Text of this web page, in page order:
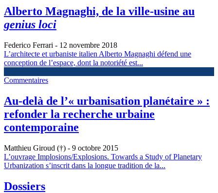
Alberto Magnaghi, de la ville-usine au
genius loci
Federico Ferrari - 12 novembre 2018
L’architecte et urbaniste italien Alberto Magnaghi défend une
conception de l’espace, dont la notoriété est...
Commentaires
Au-delà de l’« urbanisation planétaire » :
refonder la recherche urbaine
contemporaine
Matthieu Giroud (†) - 9 octobre 2015
L’ouvrage Implosions/Explosions. Towards a Study of Planetary
Urbanization s’inscrit dans la longue tradition de la...
Dossiers